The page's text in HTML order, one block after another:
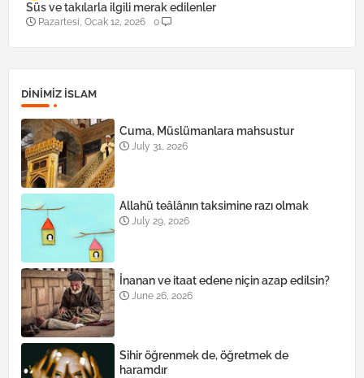
Süs ve takılarla ilgili merak edilenler
Pazartesi, Ocak 12, 2026 0
DINIMIZ ISLAM
Cuma, Müslümanlara mahsustur
July 31, 2026
Allahü teâlânın taksimine razı olmak
July 29, 2026
İnanan ve itaat edene niçin azap edilsin?
June 26, 2026
Sihir öğrenmek de, öğretmek de
haramdır